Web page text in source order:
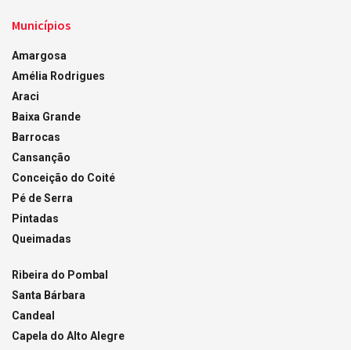
Municípios
Amargosa
Amélia Rodrigues
Araci
Baixa Grande
Barrocas
Cansanção
Conceição do Coité
Pé de Serra
Pintadas
Queimadas
Ribeira do Pombal
Santa Bárbara
Candeal
Capela do Alto Alegre